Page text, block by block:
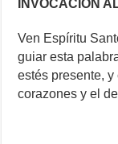
INVOCACIÓN
Ven Espíritu
guiar esta
estés presente,
corazones y el